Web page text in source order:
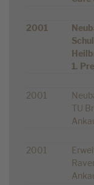
2001
1.
2001
TU
2001